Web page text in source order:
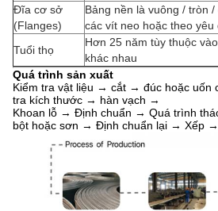
Đĩa cơ sở
(Flanges)
Bảng nền là vuông / tròn
các vít neo hoặc theo yêu
Tuổi thọ
Hơn 25 năm tùy thuộc
khác nhau
Quá trình sản xuất
Kiểm tra vật liệu → cắt → đúc hoặc
tra kích thước → hàn vạch →
Khoan lỗ → Định chuẩn → Quá trình
bột hoặc sơn → Định chuẩn lại → Xếp